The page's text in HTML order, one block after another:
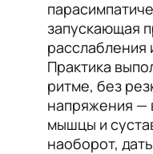
запускающая
расслабления
Практика
ритме, без
напряжения —
мышцы и
наоборот,